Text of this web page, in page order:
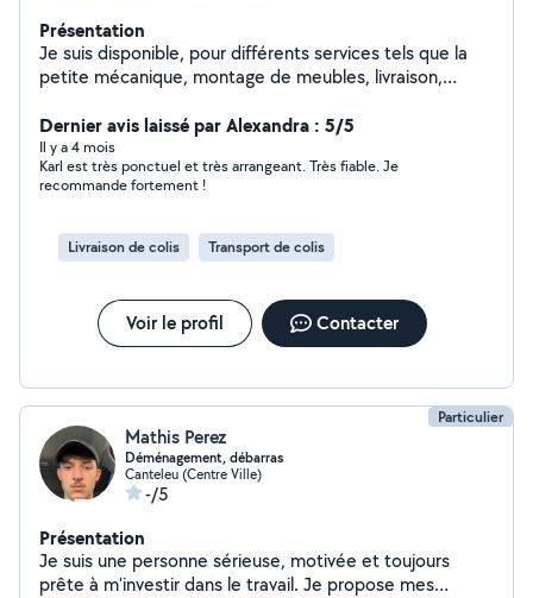
Présentation
Je suis disponible, pour différents services tels que la
petite mécanique, montage de meubles, livraison,
style. Je dispose d'un fourgon et d'un diable pour
monter tout ça. Je suis disponible aussi pour vos
livraisons de particuliers à particuliers, de Dieppe a
Elbeuf en passant par bien d'autres villes ;)
Dernier avis laissé par Alexandra : 5/5
Il y a 4 mois
Karl est très ponctuel et très arrangeant. Très fiable. Je
recommande fortement !
Livraison de colis Transport de colis
Voir le profil Contacter
Particulier
Mathis Perez
Déménagement, débarras
Canteleu (Centre Ville)
-/5
Présentation
Je suis une personne sérieuse, motivée et toujours
prête à m'investir dans le travail. Je propose mes